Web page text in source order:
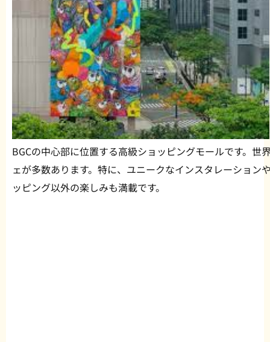
BGCの中心部に位置する高級ショッピングモールです。世
ェが多数あります。特に、ユニークなインスタレーション
ッピング以外の楽しみも満載です。